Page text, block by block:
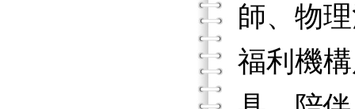
師、物
福利機